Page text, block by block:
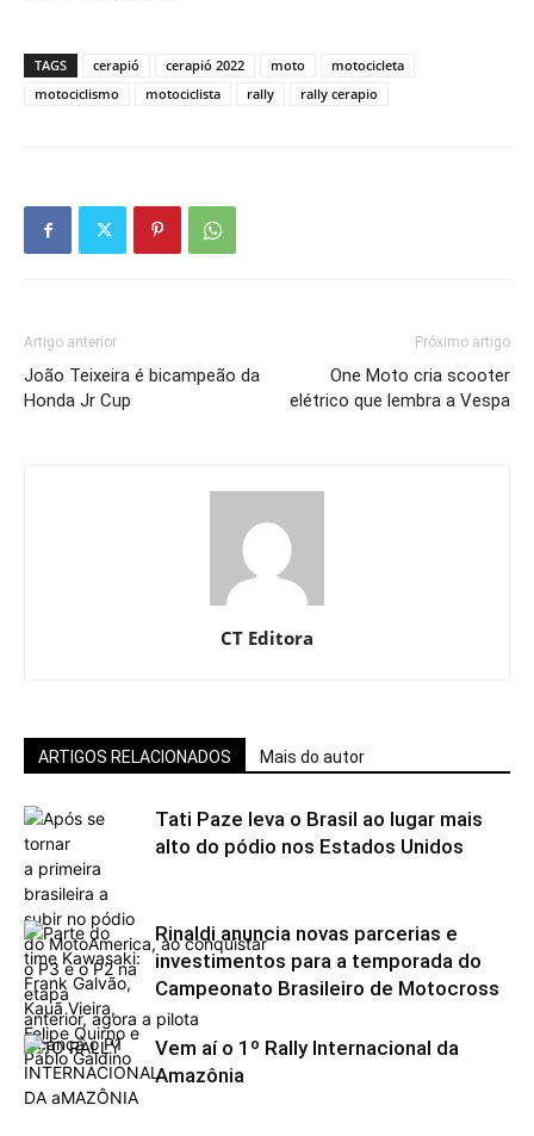
TAGS cerapió cerapió 2022 moto
motocicleta
motociclismo
motociclista rally rally cerapio
Artigo anterior
João Teixeira é bicampeão da
Honda Jr Cup
Próximo artigo
One Moto cria scooter
elétrico que lembra a Vespa
CT Editora
ARTIGOS RELACIONADOS Mais do autor
Tati Paze leva o Brasil ao lugar mais
alto do pódio nos Estados Unidos
Rinaldi anuncia novas parcerias e
investimentos para a temporada do
Campeonato Brasileiro de Motocross
Vem aí o 1º Rally Internacional da
Amazônia